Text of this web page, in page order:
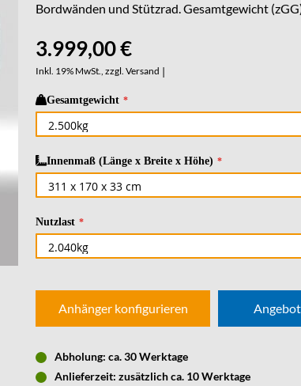
Bordwänden und Stützrad. Gesamtgewicht
3.999,00 €
Inkl. 19% MwSt., zzgl.Versand |
Gesamtgewicht
Innenmaß (Länge x Breite x Höhe)
Nutzlast
Anhänger konfigurieren
Abholung: ca. 30 Werktage
Anlieferzeit: zusätzlich ca. 10 Werktage